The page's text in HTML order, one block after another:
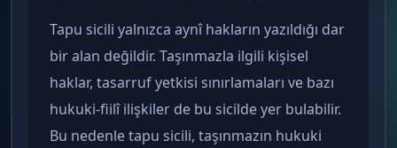
Tapu sicili yalnızca aynî hakların yazıldığı dar
bir alan değildir. Taşınmazla ilgili kişisel
haklar, tasarruf yetkisi sınırlamaları ve bazı
hukuki-fiilî ilişkiler de bu sicilde yer bulabilir.
Bu nedenle tapu sicili, taşınmazın hukuki